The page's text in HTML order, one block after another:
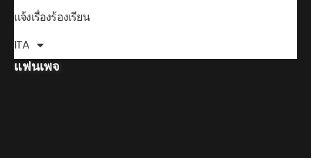
แจ้งเรื่องร้องเรียน
ITA
แฟนเพจ